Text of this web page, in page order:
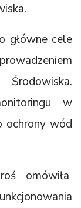
główne cele
w
ochrony wód
omówiła